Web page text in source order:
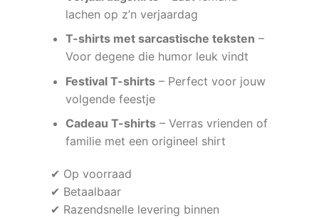
lachen op z’n verjaardag
T-shirts met sarcastische teksten –
Voor degene die humor leuk vindt
Festival T-shirts– Perfect voor jouw
volgende feestje
Cadeau T-shirts– Verras vrienden of
familie met een origineel shirt
✔ Op voorraad
✔ Betaalbaar
✔ Razendsnelle levering binnen